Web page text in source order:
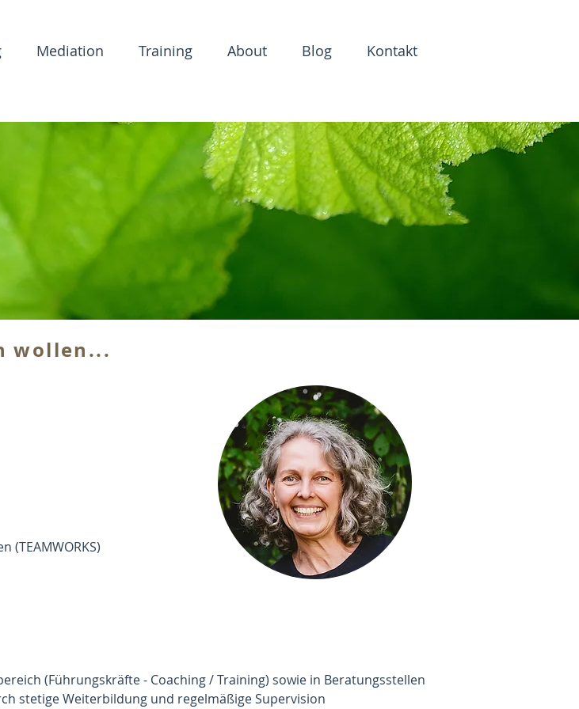
Mediation Training About Blog Kontakt
wollen...
(TEAMWORKS)
(Führungskräfte - Coaching / Training) sowie in Beratungsstellen
stetige Weiterbildung und regelmäßige Supervision